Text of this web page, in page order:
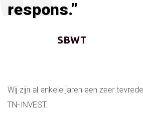
respons.”
SBWT
Wij zijn al enkele jaren een zeer
TN-INVEST.